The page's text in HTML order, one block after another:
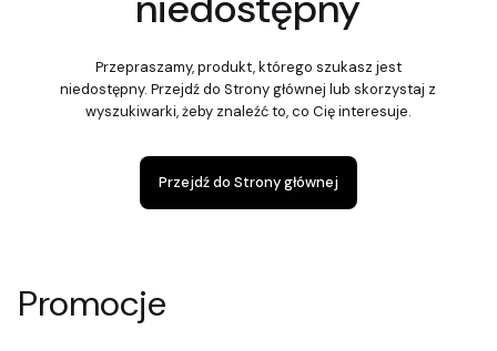
Przepraszamy, produkt, którego szukasz jest
niedostępny. Przejdź do Strony głównej lub skorzystaj z
wyszukiwarki, żeby znaleźć to, co Cię interesuje.
Przejdź do Strony głównej
Promocje